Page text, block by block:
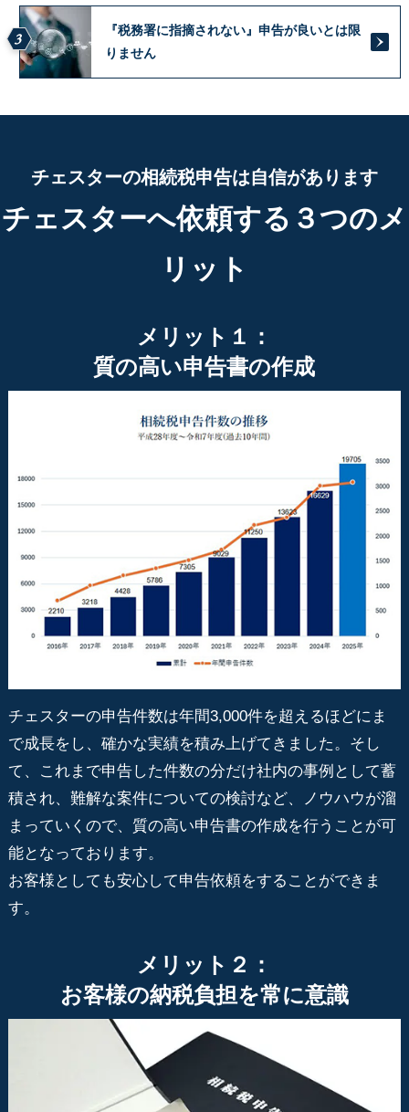
3
『税務署に指摘されない』申告が良いとは限
りません
チェスターの相続税申告は自信があります
チェスターへ依頼する３つのメ
リット
メリット１：
質の高い申告書の作成
チェスターの申告件数は年間3,000件を超えるほどにま
で成長をし、確かな実績を積み上げてきました。そし
て、これまで申告した件数の分だけ社内の事例として蓄
積され、難解な案件についての検討など、ノウハウが溜
まっていくので、質の高い申告書の作成を行うことが可
能となっております。
お客様としても安心して申告依頼をすることができま
す。
メリット２：
お客様の納税負担を常に意識